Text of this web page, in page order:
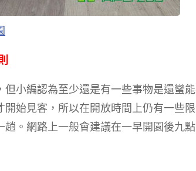
但小編認為至少還是有一些事物是還蠻
始見客，所以在開放時間上仍有一些
趟。網路上一般會建議在一早開園後九